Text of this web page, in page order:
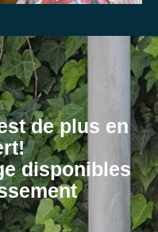
de plus en
disponibles